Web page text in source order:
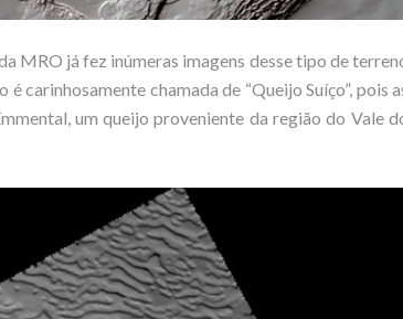
MRO já fez inúmeras imagens desse tipo de
carinhosamente chamada de “Queijo Suíço”, pois
um queijo proveniente da região do Vale